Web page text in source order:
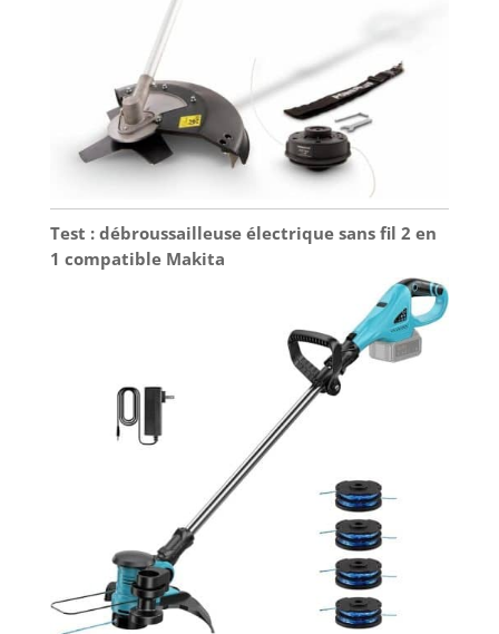
Test : débroussailleuse électrique sans fil 2 en
1 compatible Makita